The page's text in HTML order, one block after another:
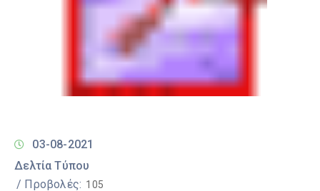
03-08-2021
Δελτία Τύπου
/ Προβολές: 105